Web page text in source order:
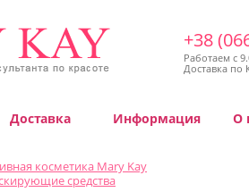
+38
Работаем с
Доставка по
Доставка Информация О
косметика Mary Kay
средства